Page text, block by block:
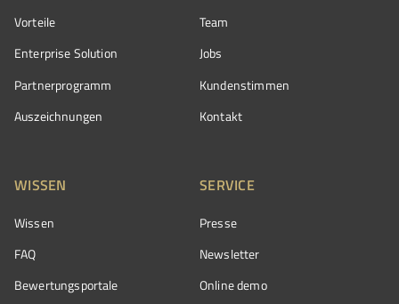
Vorteile
Enterprise Solution
Partnerprogramm
Auszeichnungen
Team
Jobs
Kundenstimmen
Kontakt
WISSEN
Wissen
FAQ
Bewertungsportale
SERVICE
Presse
Newsletter
Online demo